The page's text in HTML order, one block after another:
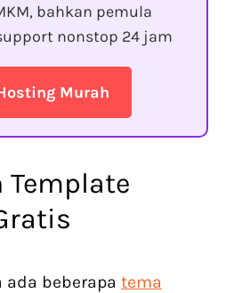
bahkan pemula
nonstop 24 jam
Murah
Template
beberapa tema